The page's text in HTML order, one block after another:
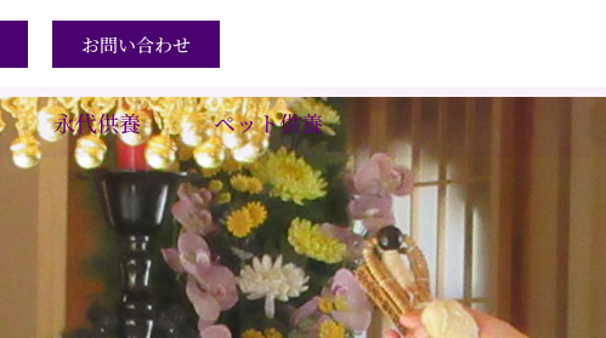
お問い合わせ
永代供養 ペット供養